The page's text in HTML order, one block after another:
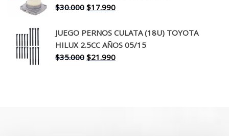
$260.000.
$30.000 El
original
era:
$30.000.
$17.990El
actual
es:
$17.990.
JUEGO PERNOS CULATA (18U) TOYOTA
HILUX 2.5CC AÑOS 05/15
$35.000 El
$21.990El